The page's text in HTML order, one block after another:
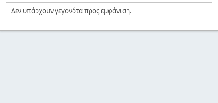
Δεν υπάρχουν γεγονότα προς εμφάνιση.